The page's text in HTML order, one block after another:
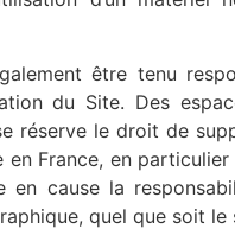
être tenu
du Site. Des
réserve le droit de
en France, en
en cause la
quel que soit